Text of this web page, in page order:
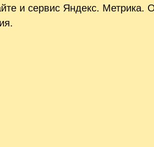
и сервис Яндекс. Метрика.